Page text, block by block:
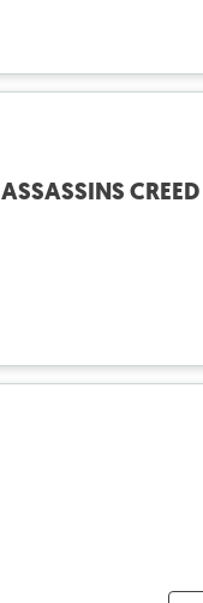
ASSASSINS